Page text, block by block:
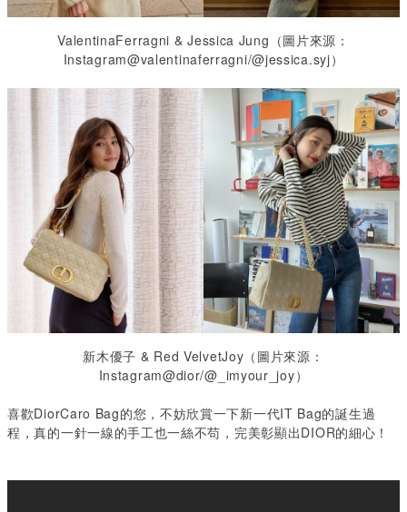
ValentinaFerragni & Jessica Jung （圖片來源：
Instagram@valentinaferragni/@jessica.syj）
新木優子 & Red VelvetJoy （圖片來源：
Instagram@dior/@_imyour_joy）
喜歡DiorCaro Bag的您，不妨欣賞一下新一代IT Bag的誕生過
程，真的一針一線的手工也一絲不苟，完美彰顯出DIOR的細心！